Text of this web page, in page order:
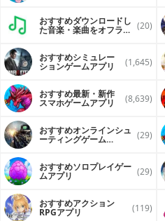
おすすめダウンロードし
た音楽・楽曲をオフライ (20)
おすすめシミュレー
ションゲームアプリ (1,645)
おすすめ最新・新作
スマホゲームアプリ (8,639)
おすすめオンラインシュ
ーティングゲーム (29)
おすすめソロプレイゲー
ムアプリ (29)
おすすめアクション
RPGアプリ (119)